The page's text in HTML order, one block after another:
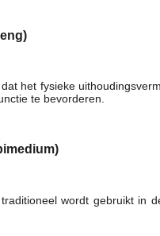
het fysieke
te bevorderen.
wordt gebruikt in